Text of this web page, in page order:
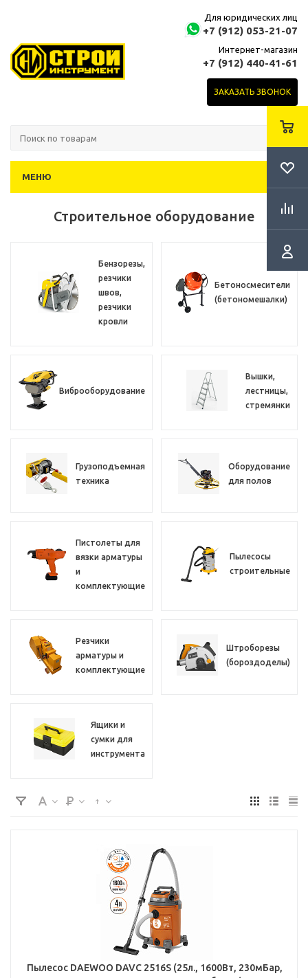
Для юридических лиц
+7 (912) 053-21-07
Интернет-магазин
+7 (912) 440-41-61
ЗАКАЗАТЬ ЗВОНОК
МЕНЮ
Строительное оборудование
Бензорезы,
резчики
швов,
резчики
кровли
Бетоносмесители
(бетономешалки)
Виброоборудование
Вышки,
лестницы,
стремянки
Грузоподъемная
техника
Оборудование
для полов
Пистолеты для
вязки арматуры
и
комплектующие
Пылесосы
строительные
Резчики
арматуры и
комплектующие
Штроборезы
(бороздоделы)
Ящики и
сумки для
инструмента
Пылесос DAEWOO DAVC 2516S (25л., 1600Вт, 230мБар,